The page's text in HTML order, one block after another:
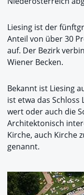
Liesing ist der
Anteil von über 30
auf. Der Bezirk
Wiener Becken.
Bekannt ist Liesing
ist etwa das Schloss
wert oder auch die
Architektonisch
Kirche, auch Kirche
genannt.